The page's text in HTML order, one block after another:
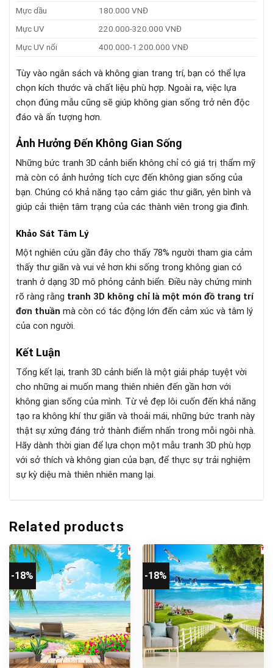
Mực dầu
180.000 VNĐ
Mực UV
220.000-320.000 VNĐ
Mực UV nổi
400.000-1.200.000 VNĐ
Tùy vào ngân sách và không gian trang trí, bạn có thể lựa
chọn kích thước và chất liệu phù hợp. Ngoài ra, việc lựa
chọn đúng mẫu cũng sẽ giúp không gian sống trở nên độc
đáo và ấn tượng hơn.
Ảnh Hưởng Đến Không Gian Sống
Những bức tranh 3D cảnh biển không chỉ có giá trị thẩm mỹ
mà còn có ảnh hưởng tích cực đến không gian sống của
bạn. Chúng có khả năng tạo cảm giác thư giãn, yên bình và
giúp cải thiện tâm trạng của các thành viên trong gia đình.
Khảo Sát Tâm Lý
Một nghiên cứu gần đây cho thấy 78% người tham gia cảm
thấy thư giãn và vui vẻ hơn khi sống trong không gian có
tranh ở dạng 3D mô phỏng cảnh biển. Điều này chứng minh
rõ ràng rằng tranh 3D không chỉ là một món đồ trang trí
đơn thuần mà còn có tác động lớn đến cảm xúc và tâm lý
của con người.
Kết Luận
Tổng kết lại, tranh 3D cảnh biển là một giải pháp tuyệt vời
cho những ai muốn mang thiên nhiên đến gần hơn với
không gian sống của mình. Từ vẻ đẹp lôi cuốn đến khả năng
tạo ra không khí thư giãn và thoải mái, những bức tranh này
thật sự xứng đáng trở thành điểm nhấn trong mỗi ngôi nhà.
Hãy dành thời gian để lựa chọn một mẫu tranh 3D phù hợp
với sở thích và không gian của bạn, để thực sự trải nghiệm
sự kỳ diệu mà thiên nhiên mang lại.
Related products
-18% -18%